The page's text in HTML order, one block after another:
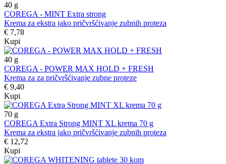
40 g
COREGA - MINT Extra strong
Krema za ekstra jako pričvršćivanje zubnih proteza
€ 7,78
Kupi
40 g
COREGA - POWER MAX HOLD + FRESH
Krema za za pričvršćivanje zubne proteze
€ 9,40
Kupi
70 g
COREGA Extra Strong MINT XL krema 70 g
Krema za ekstra jako pričvršćivanje zubnih proteza
€ 12,72
Kupi